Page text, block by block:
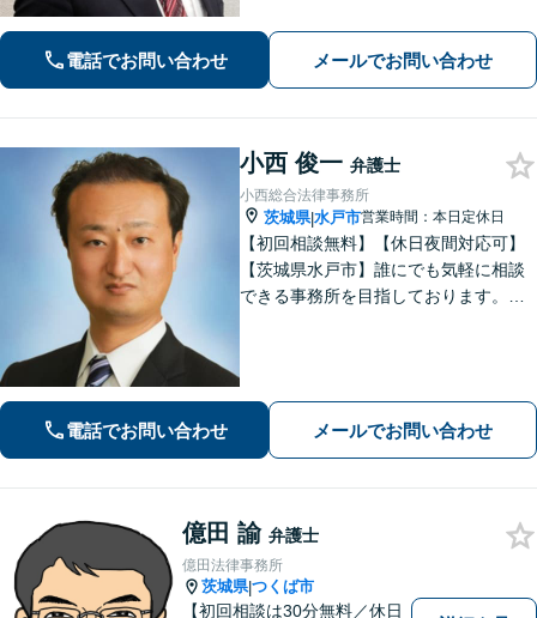
続・遺言】残された借金・不動産に困
っていませんか？
電話でお問い合わせ メールでお問い合わせ
小西 俊一 弁護士
小西総合法律事務所
茨城県|水戸市営業時間：本日定休日
【初回相談無料】【休日夜間対応可】
【茨城県水戸市】誰にでも気軽に相談
できる事務所を目指しております。依
にご相談ください。
電話でお問い合わせ メールでお問い合わせ
億田 諭 弁護士
億田法律事務所
茨城県|つくば市
【初回相談は30分無料／休日